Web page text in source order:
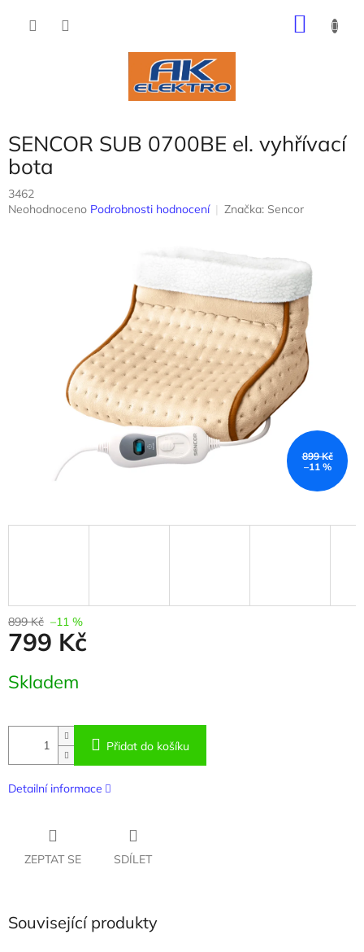
SENCOR SUB 0700BE el. vyhřívací
bota
3462
Průměrné
Neohodnoceno Podrobnosti hodnocení Značka: Sencor
899 Kč
–11 %
899 Kč –11 %
799 Kč
cena:
Skladem
Přidat do košíku
Detailní informace
ZEPTAT SE SDÍLET
Související produkty